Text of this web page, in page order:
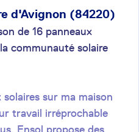
d'Avignon (84220)
de 16 panneaux
communauté solaire
sur ma maison
travail irréprochable